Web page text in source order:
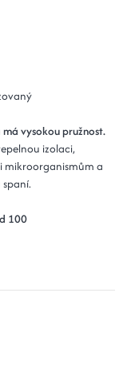
vysokou pružnost.
izolaci,
mikroorganismům a
100